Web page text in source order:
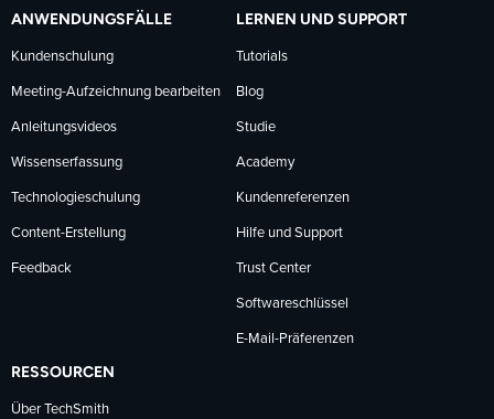
ANWENDUNGSFÄLLE
Kundenschulung
Meeting-Aufzeichnung bearbeiten
Anleitungsvideos
Wissenserfassung
Technologieschulung
Content-Erstellung
Feedback
LERNEN UND SUPPORT
Tutorials
Blog
Studie
Academy
Kundenreferenzen
Hilfe und Support
Trust Center
Softwareschlüssel
E-Mail-Präferenzen
RESSOURCEN
Über TechSmith